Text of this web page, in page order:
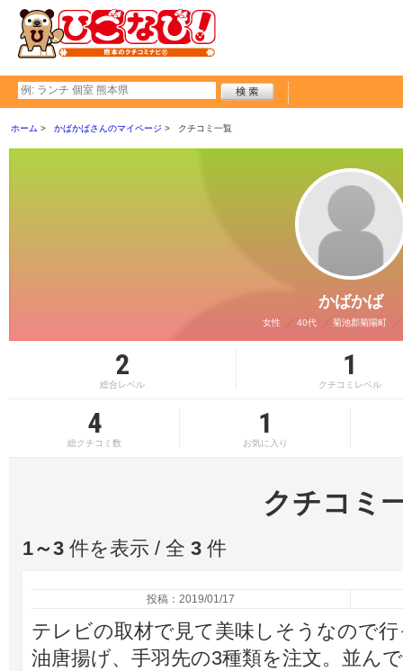
ホーム かばかばさんのマイページ クチコミ一覧
かばかば
女性 40代 菊池郡菊陽町
2
総合レベル
1
クチコミレベル
4
総クチコミ数
1
お気に入り
クチコミ
1～3 件を表示 / 全 3 件
投稿：2019/01/17
テレビの取材で見て美味しそうなので
油唐揚げ、手羽先の3種類を注文。並ん